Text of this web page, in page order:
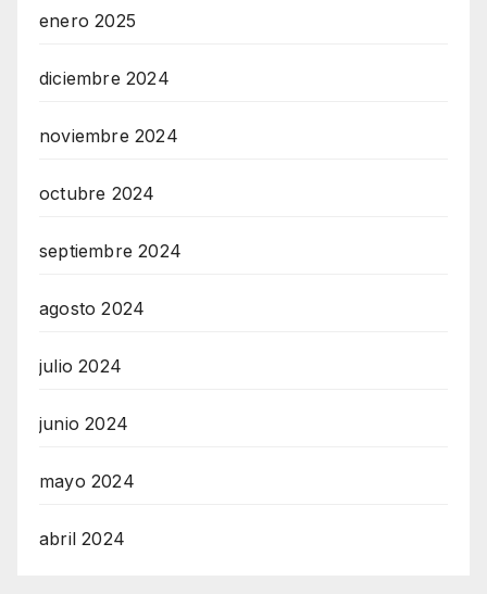
enero 2025
diciembre 2024
noviembre 2024
octubre 2024
septiembre 2024
agosto 2024
julio 2024
junio 2024
mayo 2024
abril 2024